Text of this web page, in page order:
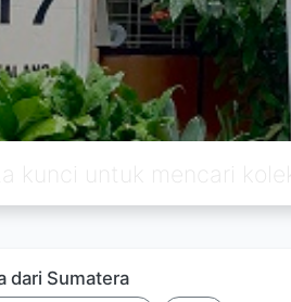
dari Sumatera